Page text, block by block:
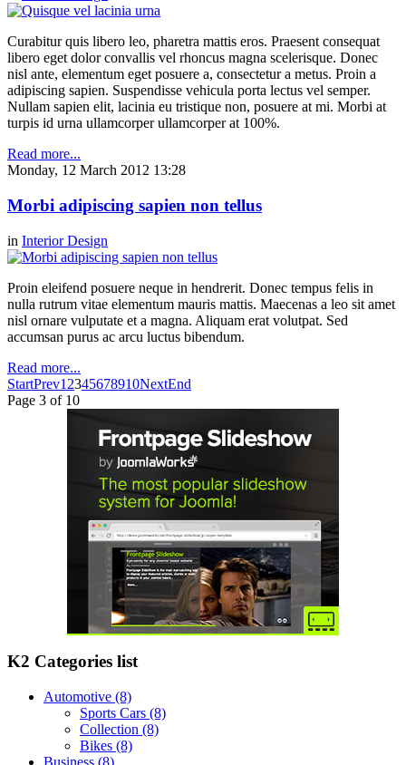
Curabitur quis libero leo, pharetra mattis eros. Praesent consequat
libero eget dolor convallis vel rhoncus magna scelerisque. Donec
nisl ante, elementum eget posuere a, consectetur a metus. Proin a
adipiscing sapien. Suspendisse vehicula porta lectus vel semper.
Nullam sapien elit, lacinia eu tristique non, posuere at mi. Morbi at
turpis id urna ullamcorper ullamcorper at 100%.
Read more...
Monday, 12 March 2012 13:28
Morbi adipiscing sapien non tellus
in Interior Design
Proin eleifend posuere neque in hendrerit. Donec tempus felis in
nulla rutrum vitae elementum mauris mattis. Maecenas a leo sit amet
nisl ornare vulputate et a magna. Aliquam erat volutpat. Sed
accumsan purus ac arcu luctus bibendum.
Read more...
StartPrev1 2345678910NextEnd
Page 3 of 10
K2 Categories list
Automotive (8)
Sports Cars (8)
Collection (8)
Bikes (8)
Business (8)